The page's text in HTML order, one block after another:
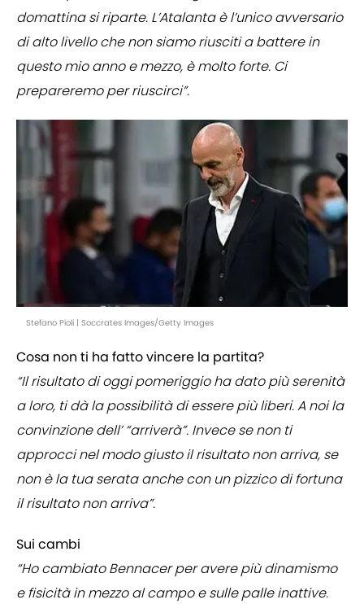
domattina si riparte. L’Atalanta è l’unico avversario
di alto livello che non siamo riusciti a battere in
questo mio anno e mezzo, è molto forte. Ci
prepareremo per riuscirci”.
Stefano Pioli | Soccrates Images/Getty Images
Cosa non ti ha fatto vincere la partita?
“Il risultato di oggi pomeriggio ha dato più serenità
a loro, ti dà la possibilità di essere più liberi. A noi la
convinzione dell’ “arriverà”. Invece se non ti
approcci nel modo giusto il risultato non arriva, se
non è la tua serata anche con un pizzico di fortuna
il risultato non arriva”.
Sui cambi
“Ho cambiato Bennacer per avere più dinamismo
e fisicità in mezzo al campo e sulle palle inattive.